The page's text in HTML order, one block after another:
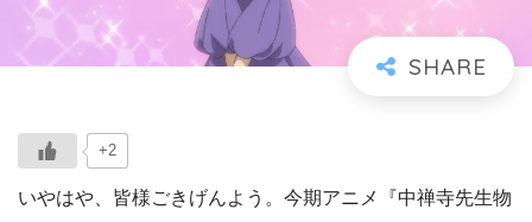
+2
いやはや、皆様ごきげんよう。今期アニメ『中禅寺先生物